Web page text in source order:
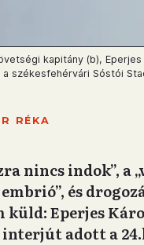
kapitány (b),
székesfehérvári Sóstói
RÉKA
nincs indok”,
és
Eperjes
interjút adott a